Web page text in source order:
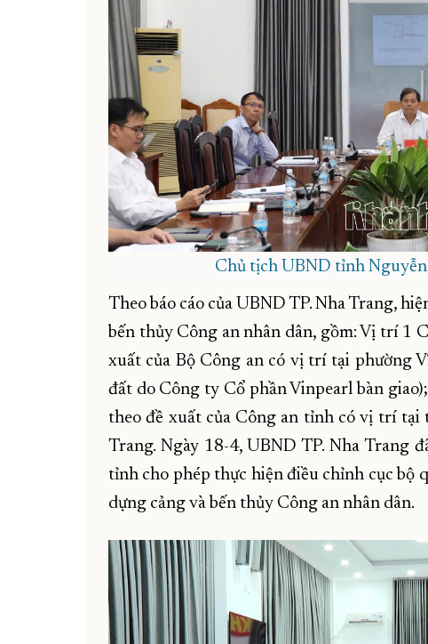
Chủ tịch UBND tỉnh
Theo báo cáo của UBND TP. Nha Trang,
bến thủy Công an nhân dân, gồm: Vị trí 1
xuất của Bộ Công an có vị trí tại phường
đất do Công ty Cổ phần Vinpearl bàn
theo đề xuất của Công an tỉnh có vị trí tại
Trang. Ngày 18-4, UBND TP. Nha Trang
tỉnh cho phép thực hiện điều chỉnh cục bộ
dựng cảng và bến thủy Công an nhân dân.